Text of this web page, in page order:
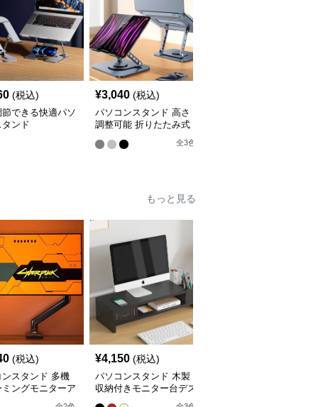
(税込)
できる快適パソ
ンド
¥3,040 (税込)
パソコンスタンド 高さ
調整可能 折りたたみ式
全3色
もっと見る
(税込)
ンスタンド 多機
ングモニターア
¥4,150 (税込)
パソコンスタンド 木製
収納付きモニター台デス